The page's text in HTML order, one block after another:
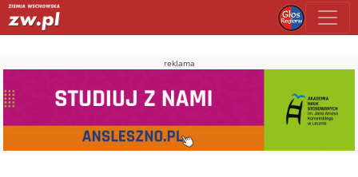
reklama